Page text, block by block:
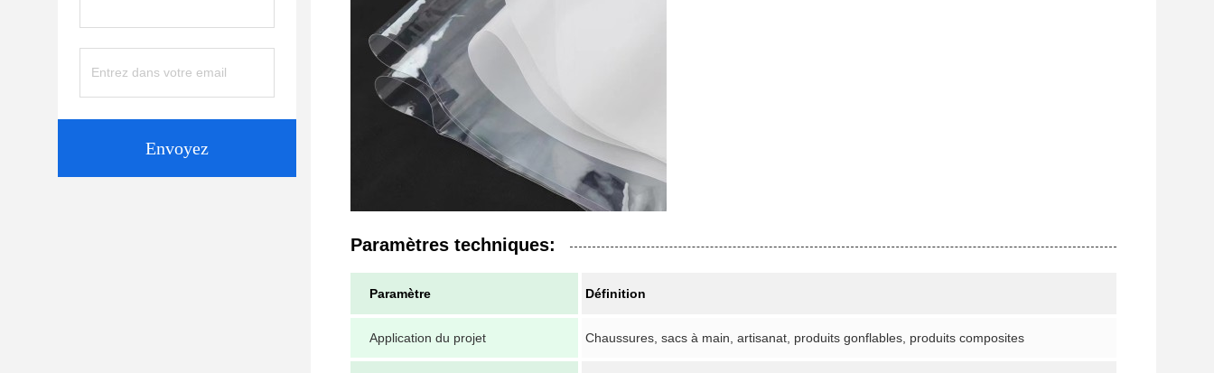
Envoyez
Paramètres techniques:
Paramètre Définition
Application du projet Chaussures, sacs à main, artisanat, produits gonflables, produits composites